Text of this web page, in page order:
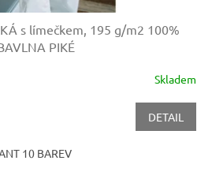
s límečkem, 195 g/m2 100%
PIKÉ
Skladem
DETAIL
10 BAREV